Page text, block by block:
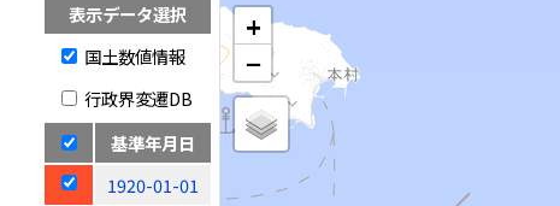
表示データ選択
国土数値情報
行政界変遷DB
基準年月日
1920-01-01
+
−